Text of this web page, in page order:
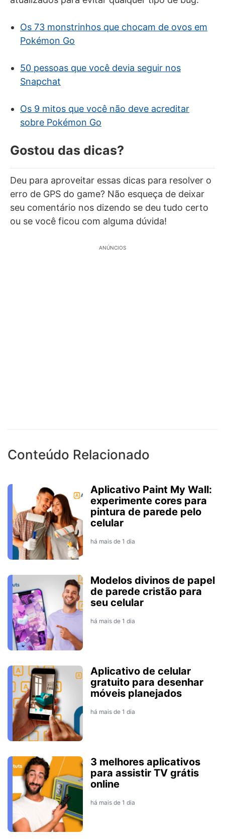
Os 73 monstrinhos que chocam de ovos em
Pokémon Go
50 pessoas que você devia seguir nos
Snapchat
Os 9 mitos que você não deve acreditar
sobre Pokémon Go
Gostou das dicas?
Deu para aproveitar essas dicas para resolver o
erro de GPS do game? Não esqueça de deixar
seu comentário nos dizendo se deu tudo certo
ou se você ficou com alguma dúvida!
ANÚNCIOS
Conteúdo Relacionado
Aplicativo Paint My Wall:
experimente cores para
pintura de parede pelo
celular
há mais de 1 dia
Modelos divinos de papel
de parede cristão para
seu celular
há mais de 1 dia
Aplicativo de celular
gratuito para desenhar
móveis planejados
há mais de 1 dia
3 melhores aplicativos
para assistir TV grátis
online
há mais de 1 dia